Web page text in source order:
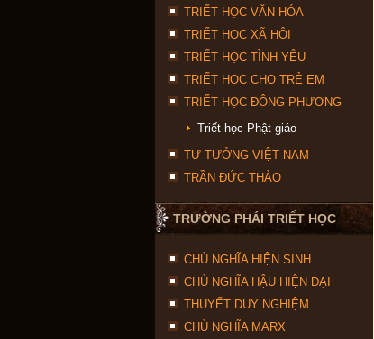
TRIẾT HỌC VĂN HÓA
TRIẾT HỌC XÃ HỘI
TRIẾT HỌC TÌNH YÊU
TRIẾT HỌC CHO TRẺ EM
TRIẾT HỌC ĐÔNG PHƯƠNG
Triết học Phật giáo
TƯ TƯỞNG VIỆT NAM
TRẦN ĐỨC THẢO
TRƯỜNG PHÁI TRIẾT HỌC
CHỦ NGHĨA HIỆN SINH
CHỦ NGHĨA HẬU HIỆN ĐẠI
THUYẾT DUY NGHIỆM
CHỦ NGHĨA MARX